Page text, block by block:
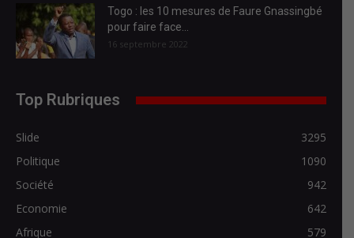
Togo : les 10 mesures de Faure Gnassingbé
pour faire face...
16 septembre 2022
Top Rubriques
Slide
3295
Politique
1090
Société
942
Economie
642
Afrique
579